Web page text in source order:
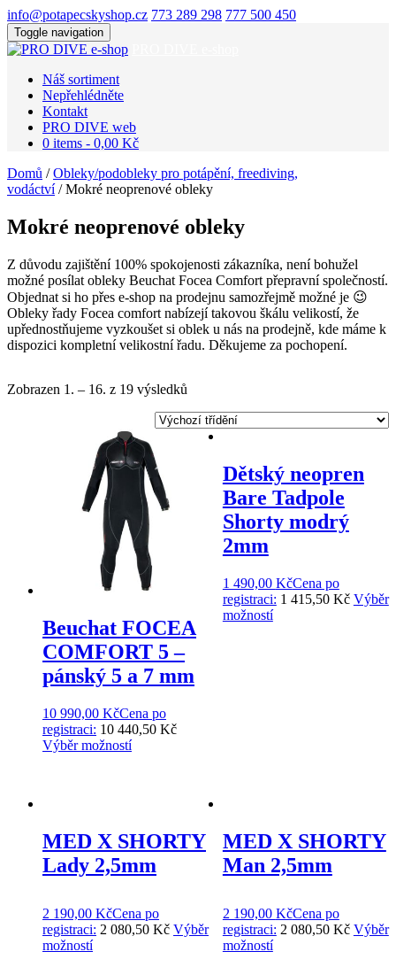
info@potapecskyshop.cz 773 289 298 777 500 450
Toggle navigation
Náš sortiment
Nepřehlédněte
Kontakt
PRO DIVE web
0 items - 0,00 Kč
Domů /Obleky/podobleky pro potápění, freediving,
vodáctví/ Mokré neoprenové obleky
Mokré neoprenové obleky
Z důvodu zajištění 100% spokojenosti zákazníka, není bohužel
možné posílat obleky Beuchat Focea Comfort přepravní společností.
Objednat si ho přes e-shop na prodejnu samozřejmě možné je 😉
Obleky řady Focea comfort nabízejí takovou škálu velikostí, že
upřednostňujeme vyzkoušet si oblek u nás na prodejně, kde máme k
dispozici kompletní velikostní řadu. Děkujeme za pochopení.
Zobrazen 1. – 16. z 19 výsledků
Beuchat FOCEA
COMFORT 5 –
pánský 5 a 7 mm
10 990,00 KčCena po
registraci: 10 440,50 Kč
Výběr možností
Dětský neopren
Bare Tadpole
Shorty modrý
2mm
1 490,00 KčCena po
registraci: 1 415,50 Kč Výběr
možností
MED X SHORTY
Lady 2,5mm
2 190,00 KčCena po
registraci: 2 080,50 Kč Výběr
možností
MED X SHORTY
Man 2,5mm
2 190,00 KčCena po
registraci: 2 080,50 Kč Výběr
možností